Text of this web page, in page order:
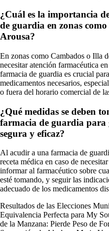
¿Cuál es la importancia
de guardia en zonas
Arousa?
En zonas como Cambados o Illa
necesitar atención farmacéutica
farmacia de guardia es crucial
medicamentos necesarios,
o fuera del horario comercial de
¿Qué medidas se deben
farmacia de guardia
segura y eficaz?
Al acudir a una farmacia de
receta médica en caso de
informar al farmacéutico sobre
esté tomando, y seguir las
adecuado de los medicamentos
Resultados de las Elecciones
Equivalencia Perfecta para My
de la Manzana: Pierde Peso de